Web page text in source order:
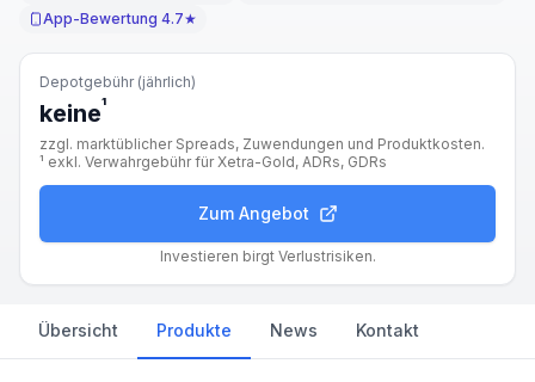
App-Bewertung 4.7★
Depotgebühr (jährlich)
keine¹
zzgl. marktüblicher Spreads, Zuwendungen und Produktkosten.
¹ exkl. Verwahrgebühr für Xetra-Gold, ADRs, GDRs
Zum Angebot
Investieren birgt Verlustrisiken.
Übersicht Produkte News Kontakt